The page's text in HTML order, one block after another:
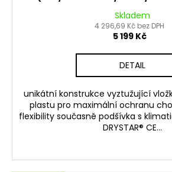
Skladem
4 296,69 Kč bez DPH
5 199 Kč
DETAIL
unikátní konstrukce vyztužující
plastu pro maximální ochranu
flexibility současně podšívka s
DRYSTAR® CE...